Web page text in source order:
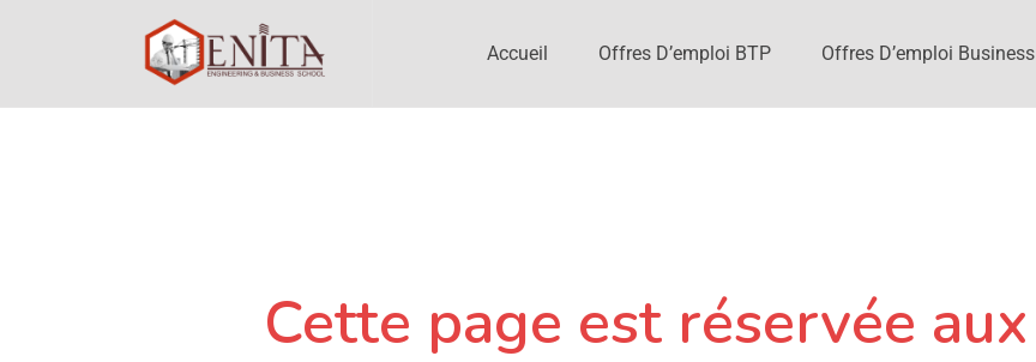
Accueil Offres D’emploi BTP Offres D’emploi Business
Cette page est réservée